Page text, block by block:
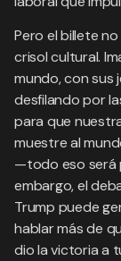
Pero el billete
crisol cultural.
mundo, con sus
desfilando por
para que
muestre al
—todo eso será
embargo, el
Trump puede
hablar más de
dio la victoria a